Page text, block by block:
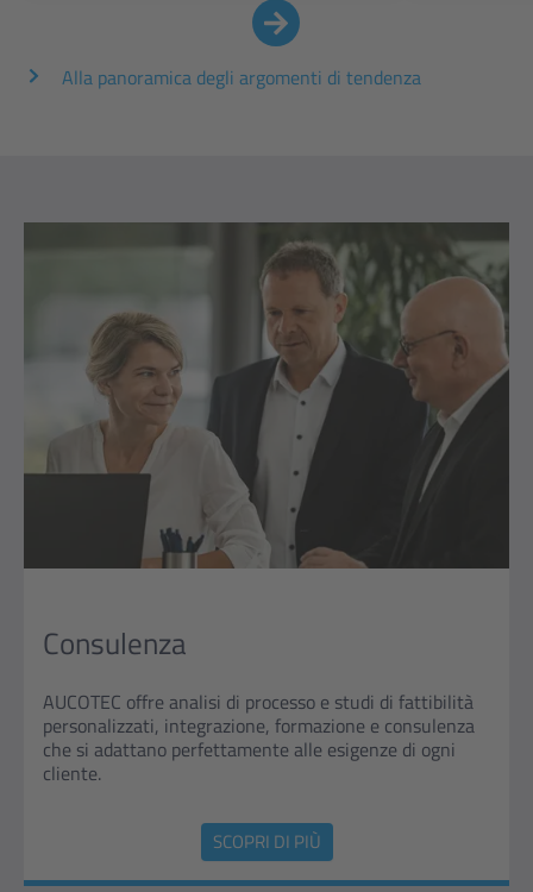
Alla panoramica degli argomenti di tendenza
Consulenza
AUCOTEC offre analisi di processo e studi di fattibilità
personalizzati, integrazione, formazione e consulenza
che si adattano perfettamente alle esigenze di ogni
cliente.
SCOPRI DI PIÙ